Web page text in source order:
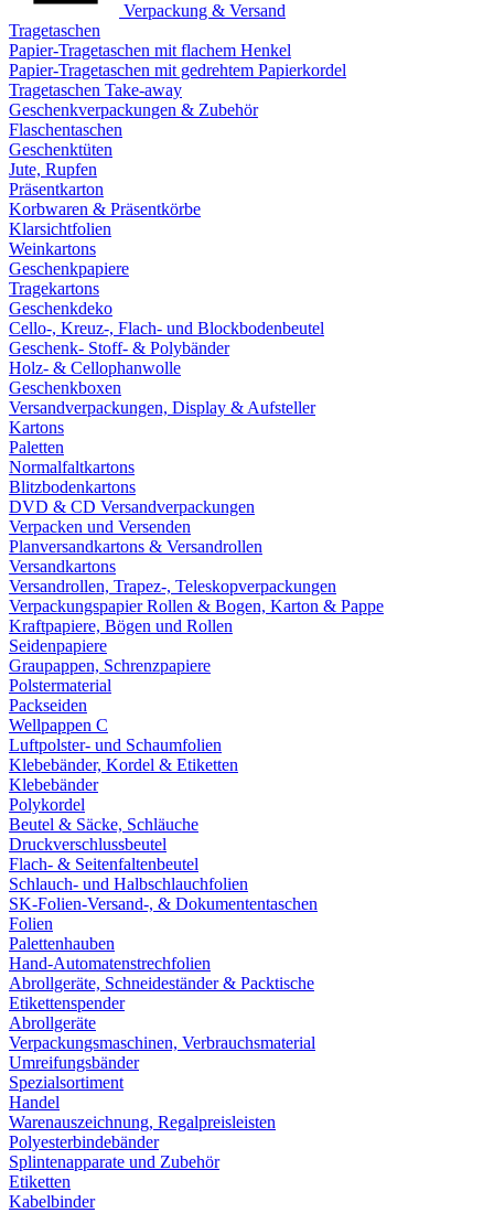
Verpackung & Versand
Tragetaschen
Papier-Tragetaschen mit flachem Henkel
Papier-Tragetaschen mit gedrehtem Papierkordel
Tragetaschen Take-away
Geschenkverpackungen & Zubehör
Flaschentaschen
Geschenktüten
Jute, Rupfen
Präsentkarton
Korbwaren & Präsentkörbe
Klarsichtfolien
Weinkartons
Geschenkpapiere
Tragekartons
Geschenkdeko
Cello-, Kreuz-, Flach- und Blockbodenbeutel
Geschenk- Stoff- & Polybänder
Holz- & Cellophanwolle
Geschenkboxen
Versandverpackungen, Display & Aufsteller
Kartons
Paletten
Normalfaltkartons
Blitzbodenkartons
DVD & CD Versandverpackungen
Verpacken und Versenden
Planversandkartons & Versandrollen
Versandkartons
Versandrollen, Trapez-, Teleskopverpackungen
Verpackungspapier Rollen & Bogen, Karton & Pappe
Kraftpapiere, Bögen und Rollen
Seidenpapiere
Graupappen, Schrenzpapiere
Polstermaterial
Packseiden
Wellpappen C
Luftpolster- und Schaumfolien
Klebebänder, Kordel & Etiketten
Klebebänder
Polykordel
Beutel & Säcke, Schläuche
Druckverschlussbeutel
Flach- & Seitenfaltenbeutel
Schlauch- und Halbschlauchfolien
SK-Folien-Versand-, & Dokumententaschen
Folien
Palettenhauben
Hand-Automatenstrechfolien
Abrollgeräte, Schneideständer & Packtische
Etikettenspender
Abrollgeräte
Verpackungsmaschinen, Verbrauchsmaterial
Umreifungsbänder
Spezialsortiment
Handel
Warenauszeichnung, Regalpreisleisten
Polyesterbindebänder
Splintenapparate und Zubehör
Etiketten
Kabelbinder